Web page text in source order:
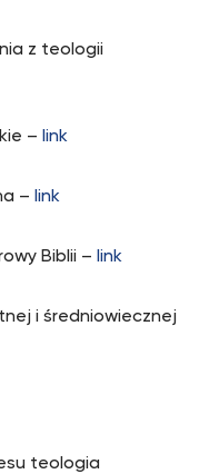
z teologii
– link
– link
Biblii – link
i średniowiecznej
teologia